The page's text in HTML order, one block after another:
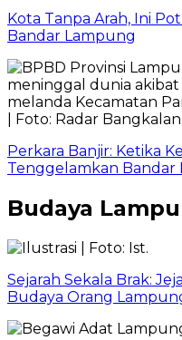
Kota Tanpa Arah, Ini
Bandar Lampung
Perkara Banjir: Ketika
Tenggelamkan Bandar
Budaya
Sejarah Sekala Brak:
Budaya Orang